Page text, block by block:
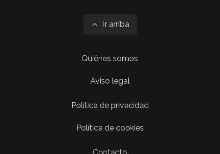
Ir arriba
Quiénes somos
Aviso legal
Política de privacidad
Política de cookies